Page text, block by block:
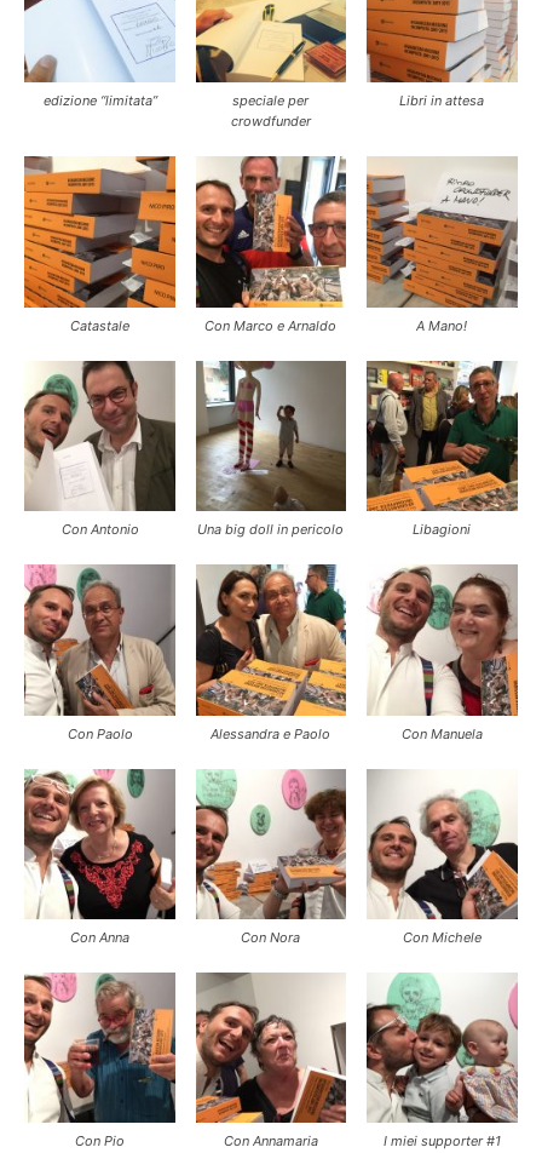
edizione “limitata”
speciale per
crowdfunder
Libri in attesa
Catastale Con Marco e Arnaldo A Mano!
Con Antonio Una big doll in pericolo Libagioni
Con Paolo Alessandra e Paolo Con Manuela
Con Anna Con Nora Con Michele
Con Pio Con Annamaria I miei supporter #1